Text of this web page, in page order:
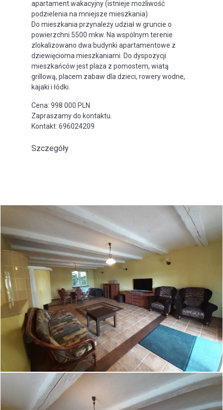
apartament wakacyjny (istnieje możliwość
podzielenia na mniejsze mieszkania)
Do mieszkania przynależy udział w gruncie o
powierzchni 5500 mkw. Na wspólnym terenie
zlokalizowano dwa budynki apartamentowe z
dziewięcioma mieszkaniami. Do dyspozycji
mieszkańców jest plaża z pomostem, wiatą
grillową, placem zabaw dla dzieci, rowery wodne,
kajaki i łódki.
Cena: 998 000 PLN
Zapraszamy do kontaktu.
Kontakt: 696024209
Szczegóły